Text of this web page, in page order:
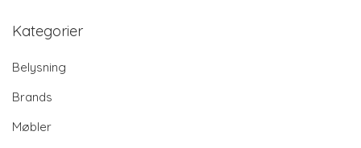
Kategorier
Belysning
Brands
Møbler